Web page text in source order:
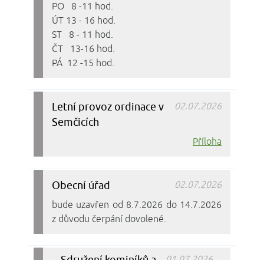
PO 8 -11 hod.
ÚT 13 - 16 hod.
ST 8 - 11 hod.
ČT 13-16 hod.
PÁ 12 -15 hod.
02.07.2026
Letní provoz ordinace v
Semčicích
Příloha
02.07.2026
Obecní úřad
bude uzavřen od 8.7.2026 do 14.7.2026
z důvodu čerpání dovolené.